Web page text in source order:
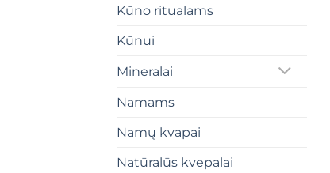
Kūno ritualams
Kūnui
Mineralai
Namams
Namų kvapai
Natūralūs kvepalai